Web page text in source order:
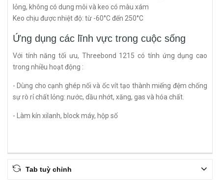
lỏng, không có dung môi và keo có màu xám
Keo chịu được nhiệt độ: từ -60°C đến 250°C
Ứng dụng các lĩnh vực trong cuộc sống
Với tính năng tối ưu, Threebond 1215 có tính ứng dụng cao
trong nhiều hoạt động :
- Dùng cho cạnh ghép nối và ốc vít tạo thành miếng đệm chống
sự rò rỉ chất lỏng: nước, dầu nhớt, xăng, gas và hóa chất.
- Làm kín xilanh, block máy, hộp số
Tab tuỳ chỉnh